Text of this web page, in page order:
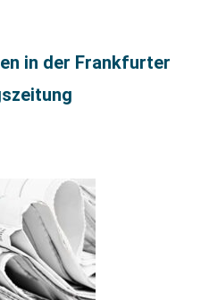
in der Frankfurter